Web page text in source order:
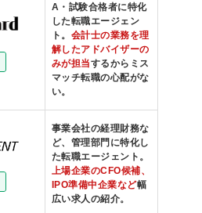
A・試験合格者に特化
した転職エージェン
ト。 会計士の業務を理
解したアドバイザーの
みが担当するからミス
マッチ転職の心配がな
い。
事業会社の経理財務な
ど、管理部門に特化し
た転職エージェント。
上場企業のCFO候補、
IPO準備中企業など幅
広い求人の紹介。